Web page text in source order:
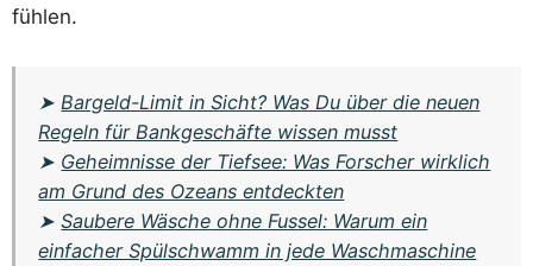
fühlen.
➤ Bargeld-Limit in Sicht? Was Du über die neuen
Regeln für Bankgeschäfte wissen musst
➤ Geheimnisse der Tiefsee: Was Forscher wirklich
am Grund des Ozeans entdeckten
➤Saubere Wäsche ohne Fussel: Warum ein
einfacher Spülschwamm in jede Waschmaschine